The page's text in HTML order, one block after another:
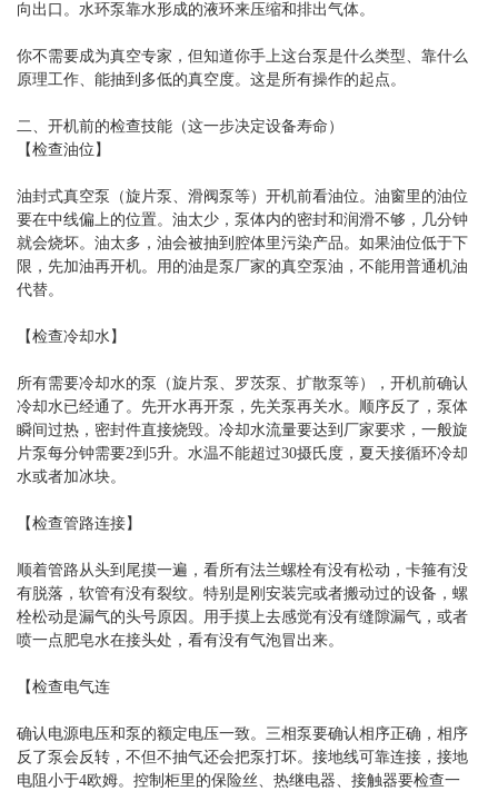
向出口。水环泵靠水形成的液环来压缩和排出气体。
你不需要成为真空专家，但知道你手上这台泵是什么类型、靠什么
原理工作、能抽到多低的真空度。这是所有操作的起点。
二、开机前的检查技能（这一步决定设备寿命）
【检查油位】
油封式真空泵（旋片泵、滑阀泵等）开机前看油位。油窗里的油位
要在中线偏上的位置。油太少，泵体内的密封和润滑不够，几分钟
就会烧坏。油太多，油会被抽到腔体里污染产品。如果油位低于下
限，先加油再开机。用的油是泵厂家的真空泵油，不能用普通机油
代替。
【检查冷却水】
所有需要冷却水的泵（旋片泵、罗茨泵、扩散泵等），开机前确认
冷却水已经通了。先开水再开泵，先关泵再关水。顺序反了，泵体
瞬间过热，密封件直接烧毁。冷却水流量要达到厂家要求，一般旋
片泵每分钟需要2到5升。水温不能超过30摄氏度，夏天接循环冷却
水或者加冰块。
【检查管路连接】
顺着管路从头到尾摸一遍，看所有法兰螺栓有没有松动，卡箍有没
有脱落，软管有没有裂纹。特别是刚安装完或者搬动过的设备，螺
栓松动是漏气的头号原因。用手摸上去感觉有没有缝隙漏气，或者
喷一点肥皂水在接头处，看有没有气泡冒出来。
【检查电气连
确认电源电压和泵的额定电压一致。三相泵要确认相序正确，相序
反了泵会反转，不但不抽气还会把泵打坏。接地线可靠连接，接地
电阻小于4欧姆。控制柜里的保险丝、热继电器、接触器要检查一